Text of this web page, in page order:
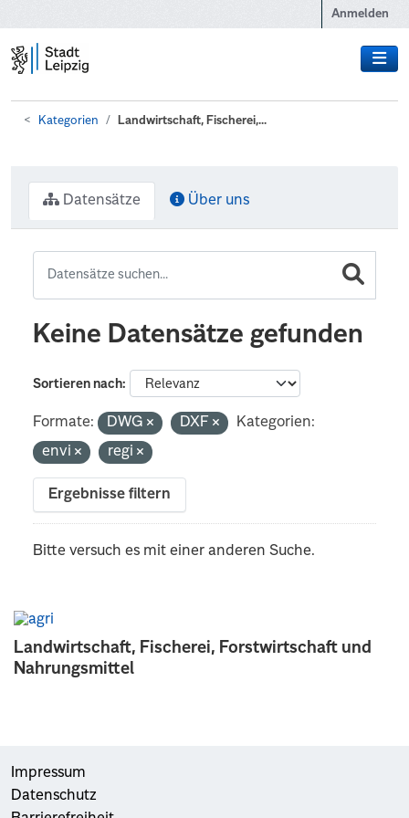
Anmelden
Kategorien Landwirtschaft, Fischerei,...
Landwirtschaft, Fischerei, Forstwirtschaft und
Nahrungsmittel
Datensätze Über uns
Keine Datensätze gefunden
Sortieren nach
Formate: DWG DXF
Kategorien:
envi
regi
Ergebnisse filtern
Bitte versuch es mit einer anderen Suche.
Impressum
Datenschutz